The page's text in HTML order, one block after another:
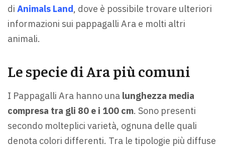
di Animals Land, dove è possibile trovare ulteriori
informazioni sui pappagalli Ara e molti altri
animali.
Le specie di Ara più comuni
I Pappagalli Ara hanno una lunghezza media
compresa tra gli 80 e i 100 cm. Sono presenti
secondo molteplici varietà, ognuna delle quali
denota colori differenti. Tra le tipologie più diffuse